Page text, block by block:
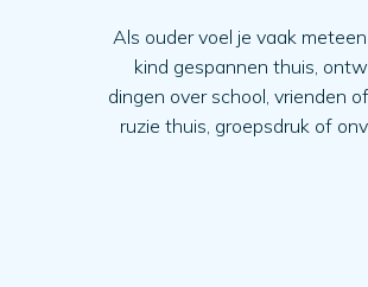
Als ouder voel je vaak
kind gespannen thuis,
dingen over school, vrienden
ruzie thuis, groepsdruk of